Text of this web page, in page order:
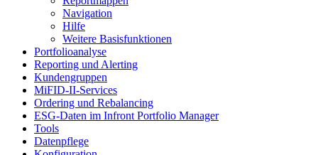
Navigation
Hilfe
Weitere Basisfunktionen
Portfolioanalyse
Reporting und Alerting
Kundengruppen
MiFID-II-Services
Ordering und Rebalancing
ESG-Daten im Infront Portfolio Manager
Tools
Datenpflege